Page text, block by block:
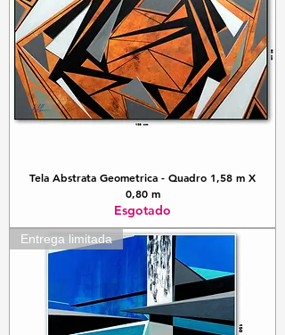
Tela Abstrata Geometrica - Quadro 1,58 m X
0,80 m
Esgotado
Entrega limitada